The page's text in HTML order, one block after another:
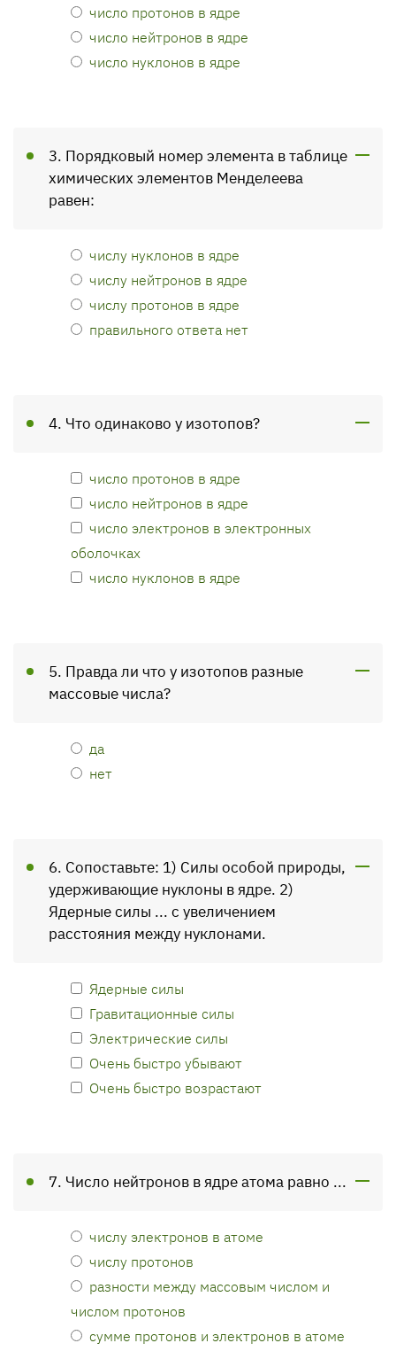
число протонов в ядре
число нейтронов в ядре
число нуклонов в ядре
3. Порядковый номер элемента в таблице
химических элементов Менделеева
равен:
числу нуклонов в ядре
числу нейтронов в ядре
числу протонов в ядре
правильного ответа нет
4. Что одинаково у изотопов?
число протонов в ядре
число нейтронов в ядре
число электронов в электронных
оболочках
число нуклонов в ядре
5. Правда ли что у изотопов разные
массовые числа?
да
нет
6. Сопоставьте: 1) Силы особой природы,
удерживающие нуклоны в ядре. 2)
Ядерные силы ... с увеличением
расстояния между нуклонами.
Ядерные силы
Гравитационные силы
Электрические силы
Очень быстро убывают
Очень быстро возрастают
7. Число нейтронов в ядре атома равно ...
числу электронов в атоме
числу протонов
разности между массовым числом и
числом протонов
сумме протонов и электронов в атоме